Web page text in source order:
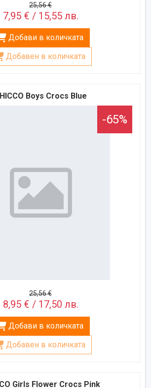
25,56 €
7,95 € / 15,55 лв.
Добави в количката
Добавен в количката
Boys Crocs Blue
-65%
25,56 €
8,95 € / 17,50 лв.
Добави в количката
Добавен в количката
Girls Flower Crocs Pink